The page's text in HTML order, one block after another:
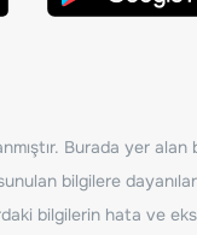
Burada yer
bilgilere
bilgilerin hata ve